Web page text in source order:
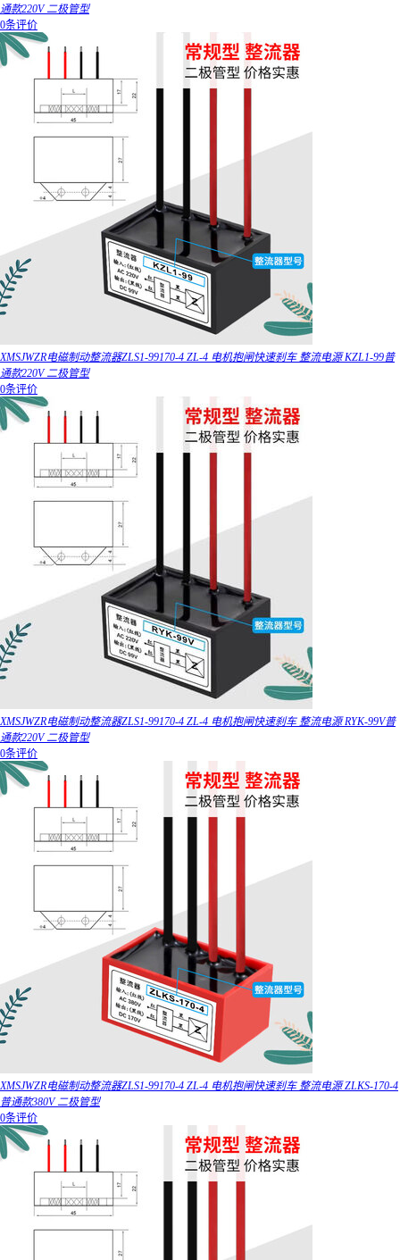
通款220V 二极管型
0条评价
XMSJWZR电磁制动整流器ZLS1-99170-4 ZL-4 电机抱闸快速刹车 整流电源 KZL1-99普
通款220V 二极管型
0条评价
XMSJWZR电磁制动整流器ZLS1-99170-4 ZL-4 电机抱闸快速刹车 整流电源 RYK-99V普
通款220V 二极管型
0条评价
XMSJWZR电磁制动整流器ZLS1-99170-4 ZL-4 电机抱闸快速刹车 整流电源 ZLKS-170-4
普通款380V 二极管型
0条评价